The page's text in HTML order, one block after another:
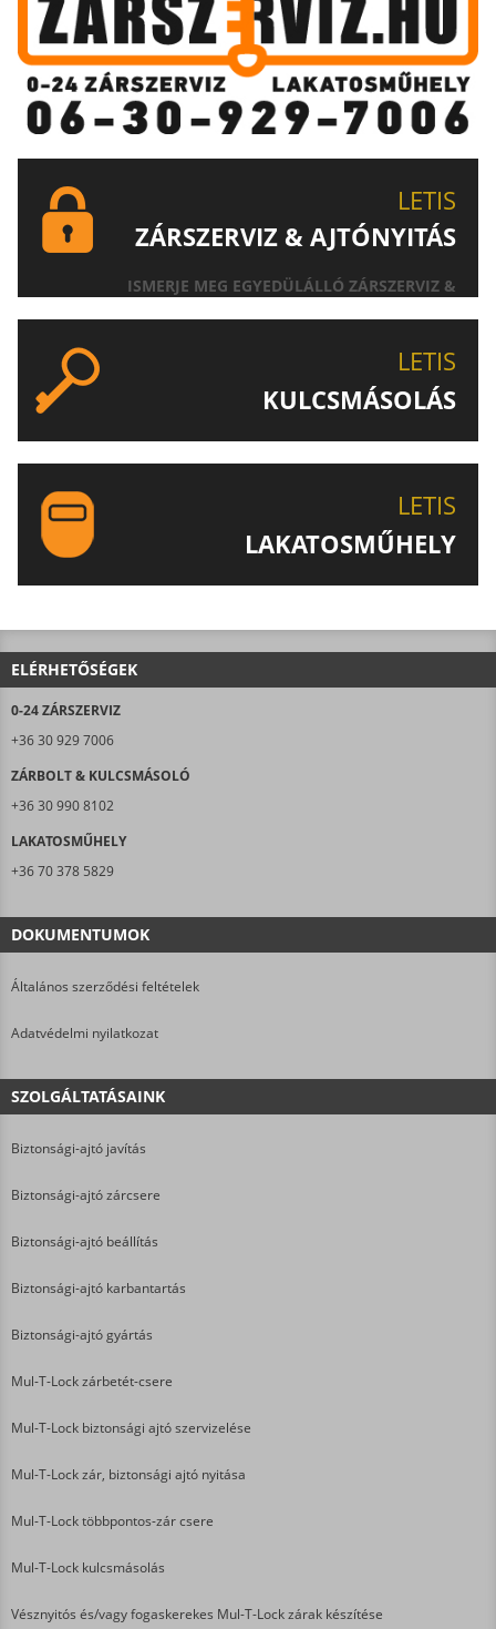
LETIS
ZÁRSZERVIZ & AJTÓNYITÁS
ISMERJE MEG EGYEDÜLÁLLÓ ZÁRSZERVIZ &
LETIS
KULCSMÁSOLÁS
LETIS
LAKATOSMŰHELY
ELÉRHETŐSÉGEK
0-24 ZÁRSZERVIZ
+36 30 929 7006
ZÁRBOLT & KULCSMÁSOLÓ
+36 30 990 8102
LAKATOSMŰHELY
+36 70 378 5829
DOKUMENTUMOK
Általános szerződési feltételek
Adatvédelmi nyilatkozat
SZOLGÁLTATÁSAINK
Biztonsági-ajtó javítás
Biztonsági-ajtó zárcsere
Biztonsági-ajtó beállítás
Biztonsági-ajtó karbantartás
Biztonsági-ajtó gyártás
Mul-T-Lock zárbetét-csere
Mul-T-Lock biztonsági ajtó szervizelése
Mul-T-Lock zár, biztonsági ajtó nyitása
Mul-T-Lock többpontos-zár csere
Mul-T-Lock kulcsmásolás
Vésznyitós és/vagy fogaskerekes Mul-T-Lock zárak készítése